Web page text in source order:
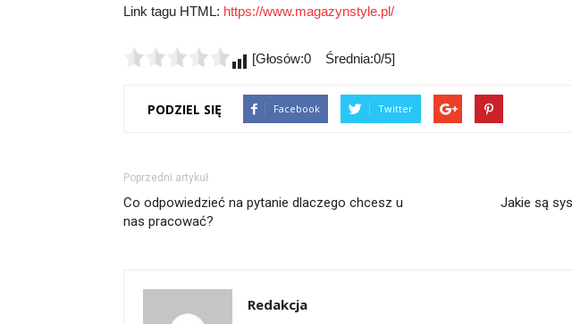
Link tagu HTML: https://www.magazynstyle.pl/
[Głosów:0 Średnia:0/5]
PODZIEL SIĘ Facebook Twitter
Poprzedni artykuł
Co odpowiedzieć na pytanie dlaczego chcesz u
nas pracować?
Jakie są
Redakcja